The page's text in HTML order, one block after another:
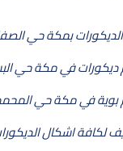
بمكة حي
في مكة حي
في مكة حي
لكافة اشكال